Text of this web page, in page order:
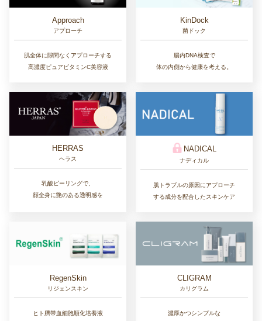
Approach
アプローチ
肌全体に隙間なくアプローチする
高濃度ピュアビタミンC美容液
KinDock
菌ドック
腸内DNA検査で
体の内側から健康を考える。
HERRAS
ヘラス
乳酸ピーリングで、
顔全身に艶のある透明感を
NADICAL
ナディカル
肌トラブルの原因にアプローチ
する成分を配合したスキンケア
RegenSkin
リジェンスキン
ヒト臍帯血細胞順化培養液
CLIGRAM
カリグラム
濃厚かつシンプルな